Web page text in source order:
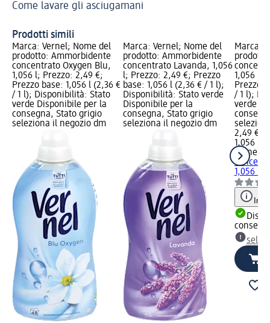
Come lavare gli asciugamani
Prodotti simili
Marca: Vernel; Nome del
prodotto: Ammorbidente
concentrato Oxygen Blu,
1,056 l; Prezzo: 2,49 €;
Prezzo base: 1,056 l (2,36 €
/ 1 l); Disponibilità: Stato
verde Disponibile per la
consegna, Stato grigio
seleziona il negozio dm
Marca: Vernel; Nome del
prodotto: Ammorbidente
concentrato Lavanda, 1,056
l; Prezzo: 2,49 €; Prezzo
base: 1,056 l (2,36 € / 1 l);
Disponibilità: Stato verde
Disponibile per la
consegna, Stato grigio
seleziona il negozio dm
Marca:
1,056 l;
Prezzo
/ 1 l);
verde
2,49 €
1,056 l
Vernel
1,056 l